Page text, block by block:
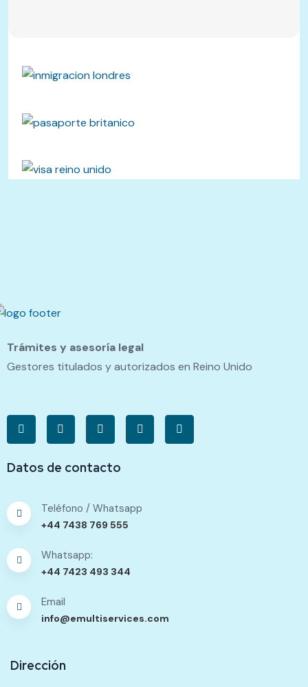
Trámites y asesoría legal
Gestores titulados y autorizados en Reino Unido
Datos de contacto
Teléfono / Whatsapp
+44 7438 769 555
Whatsapp:
+44 7423 493 344
Email
info@emultiservices.com
Dirección